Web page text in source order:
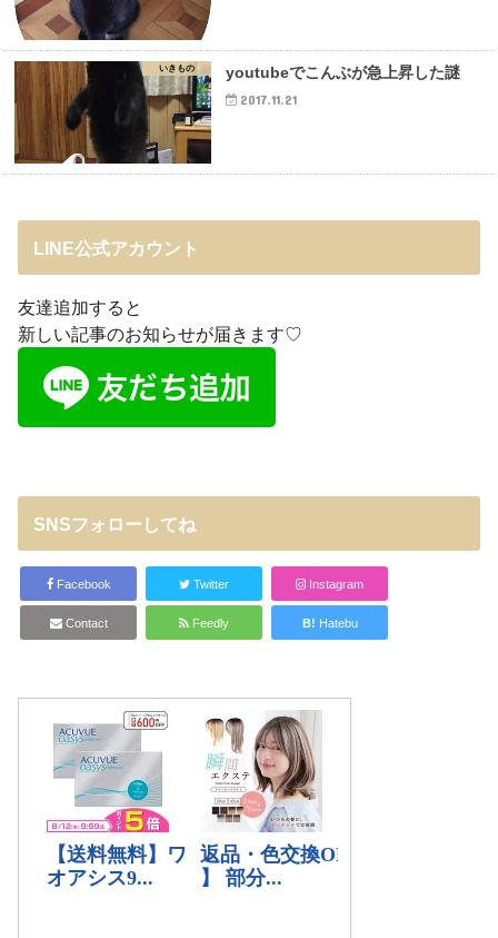
いきもの youtubeでこんぶが急上昇した謎
2017.11.21
LINE公式アカウント
友達追加すると
新しい記事のお知らせが届きます♡
SNSフォローしてね
Facebook Twitter Instagram
Contact Feedly B! Hatebu